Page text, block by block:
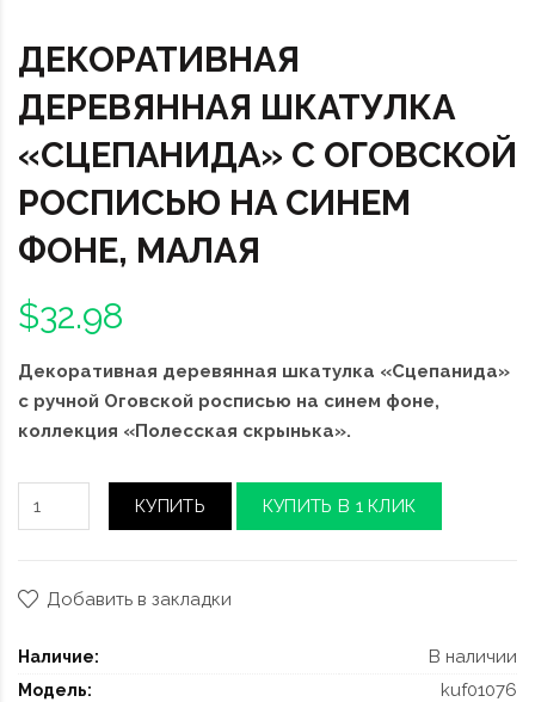
ДЕКОРАТИВНАЯ
ДЕРЕВЯННАЯ ШКАТУЛКА
«СЦЕПАНИДА» С ОГОВСКОЙ
РОСПИСЬЮ НА СИНЕМ
ФОНЕ, МАЛАЯ
$32.98
Декоративная деревянная шкатулка «Сцепанида»
с ручной Оговской росписью на синем фоне,
коллекция «Полесская скрынька».
КУПИТЬ КУПИТЬ В 1 КЛИК
Добавить в закладки
Наличие: В наличии
Модель: kuf01076